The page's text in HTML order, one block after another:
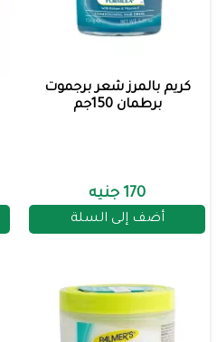
كريم بالمرز شعر برجموت
برطمان 150جم
170 جنيه
أضف إلى السلة